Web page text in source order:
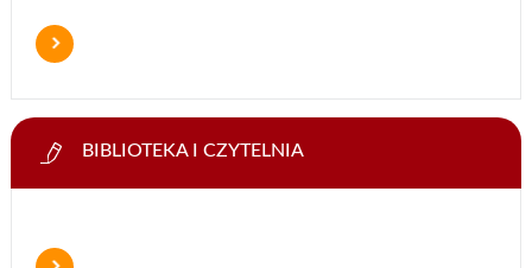
BIBLIOTEKA I CZYTELNIA